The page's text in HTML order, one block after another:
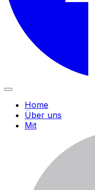
Home
Über uns
Mit